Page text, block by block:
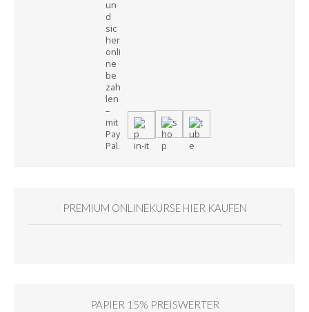
PREMIUM ONLINEKURSE HIER KAUFEN
PAPIER 15% PREISWERTER